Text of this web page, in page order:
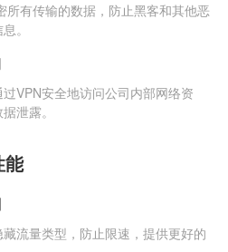
所有传输的数据，防止黑客和其他恶
。
VPN安全地访问公司内部网络资
泄露。
能
流量类型，防止限速，提供更好的